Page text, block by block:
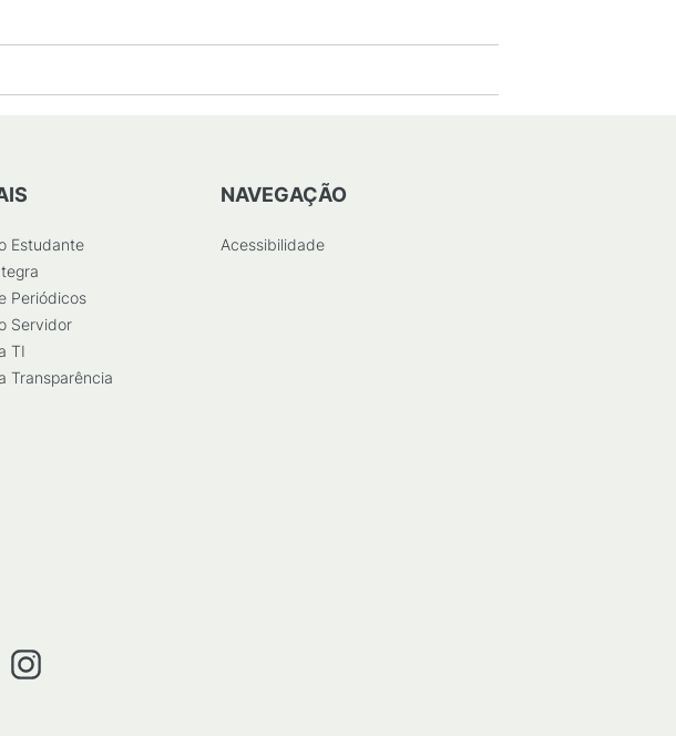
Estudante
Periódicos
Servidor
TI
Transparência
NAVEGAÇÃO
Acessibilidade